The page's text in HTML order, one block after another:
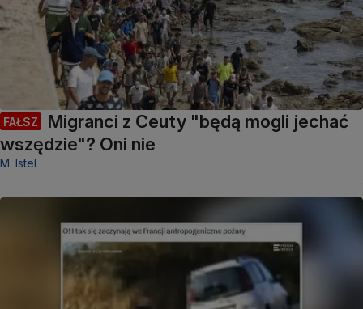
FAŁSZ
Migranci z Ceuty "będą mogli jechać
wszędzie"? Oni nie
M. Istel